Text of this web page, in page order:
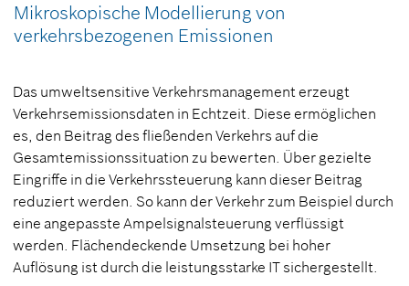
Mikroskopische Modellierung von
verkehrsbezogenen Emissionen
Das umweltsensitive Verkehrsmanagement erzeugt
Verkehrsemissionsdaten in Echtzeit. Diese ermöglichen
es, den Beitrag des fließenden Verkehrs auf die
Gesamtemissionssituation zu bewerten. Über gezielte
Eingriffe in die Verkehrssteuerung kann dieser Beitrag
reduziert werden. So kann der Verkehr zum Beispiel durch
eine angepasste Ampelsignalsteuerung verflüssigt
werden. Flächendeckende Umsetzung bei hoher
Auflösung ist durch die leistungsstarke IT sichergestellt.